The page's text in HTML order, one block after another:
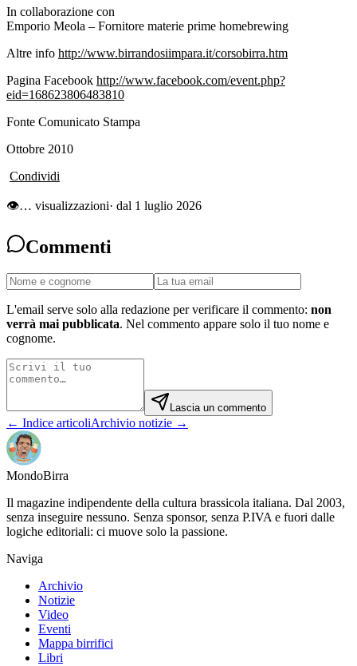
In collaborazione con
Emporio Meola – Fornitore materie prime homebrewing
Altre info http://www.birrandosiimpara.it/corsobirra.htm
Pagina Facebook http://www.facebook.com/event.php?
eid=168623806483810
Fonte Comunicato Stampa
Ottobre 2010
Condividi
👁… visualizzazioni· dal 1 luglio 2026
Commenti
L'email serve solo alla redazione per verificare il commento: non
verrà mai pubblicata. Nel commento appare solo il tuo nome e
cognome.
Lascia un commento
← Indice articoliArchivio notizie →
MondoBirra
Il magazine indipendente della cultura brassicola italiana. Dal 2003,
senza inseguire nessuno. Senza sponsor, senza P.IVA e fuori dalle
logiche editoriali: ci muove solo la passione.
Naviga
Archivio
Notizie
Video
Eventi
Mappa birrifici
Libri